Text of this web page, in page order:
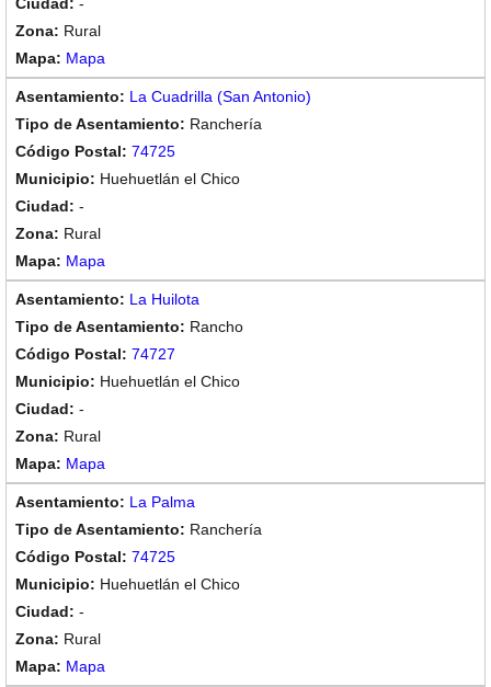
Rural
Mapa
La Cuadrilla (San Antonio)
Ranchería
74725
Huehuetlán el Chico
-
Rural
Mapa
La Huilota
Rancho
74727
Huehuetlán el Chico
-
Rural
Mapa
La Palma
Ranchería
74725
Huehuetlán el Chico
-
Rural
Mapa